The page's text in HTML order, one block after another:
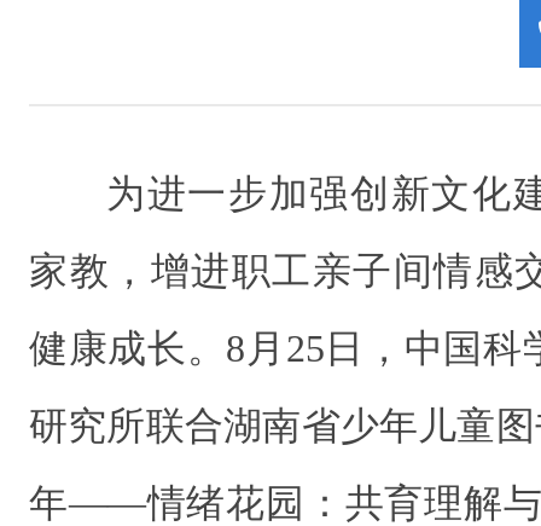
为进一步加强创新文化
家教，增进职工亲子间情感
健康成长。8月25日，中国科
研究所联合湖南省少年儿童
年——情绪花园：共育理解